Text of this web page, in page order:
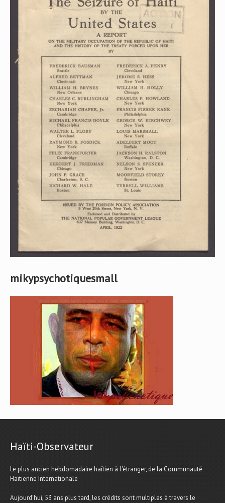
mikypsychotiquesmall
Haïti-Observateur
Le plus ancien hebdomadaire haïtien à l'étranger, de la Communauté
Haïtienne Internationale
Aujourd'hui, 53 ans plus tard, les crédits sont multiples à travers le